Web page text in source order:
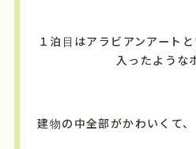
１泊目はアラビアンアート
入ったような
建物の中全部がかわいくて